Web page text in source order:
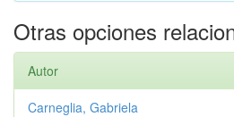
Otras opciones
Autor
Carneglia, Gabriela